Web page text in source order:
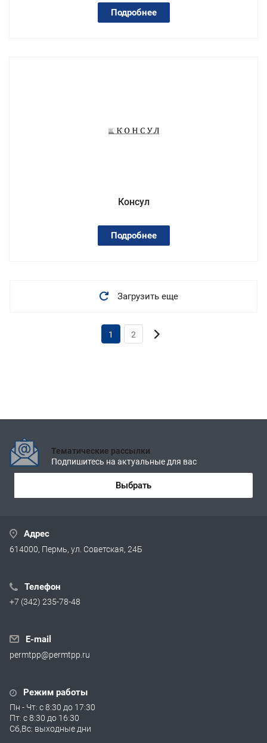
Подробнее
Консул
Подробнее
Загрузить еще
1 2
Тематические рассылки
Подпишитесь на актуальные для вас
Выбрать
Адрес
614000, Пермь, ул. Советская, 24Б
Телефон
+7 (342) 235-78-48
E-mail
permtpp@permtpp.ru
Режим работы
Пн - Чт: с 8:30 до 17:30
Пт: с 8:30 до 16:30
Сб,Вс: выходные дни